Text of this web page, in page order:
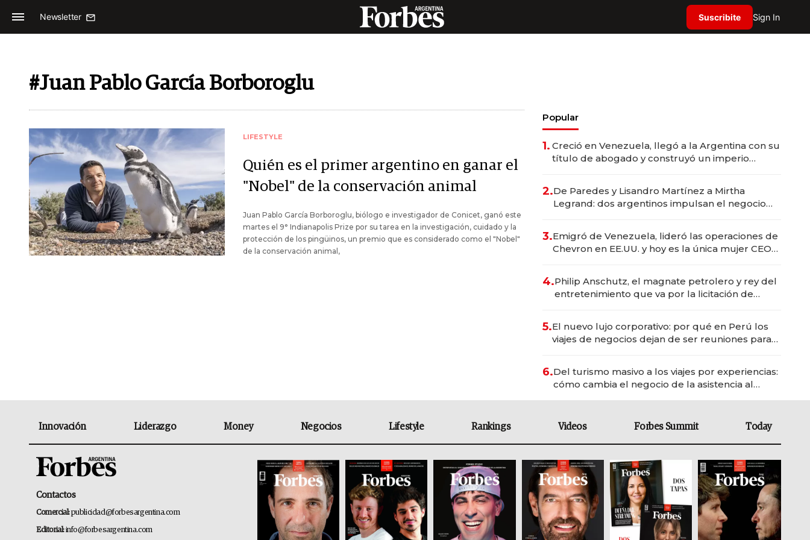
Newsletter Suscribite Sign In
#Juan Pablo García Borboroglu
LIFESTYLE
Quién es el primer argentino en ganar el
"Nobel" de la conservación animal
Juan Pablo García Borboroglu, biólogo e investigador de Conicet, ganó este
martes el 9° Indianapolis Prize por su tarea en la investigación, cuidado y la
protección de los pingüinos, un premio que es considerado como el "Nobel"
de la conservación animal,
Popular
1. Creció en Venezuela, llegó a la Argentina con su
título de abogado y construyó un imperio
2.De Paredes y Lisandro Martínez a Mirtha
Legrand: dos argentinos impulsan el negocio
3.Emigró de Venezuela, lideró las operaciones de
Chevron en EE.UU. y hoy es la única mujer CEO
4.Philip Anschutz, el magnate petrolero y rey del
entretenimiento que va por la licitación de
5.El nuevo lujo corporativo: por qué en Perú los
viajes de negocios dejan de ser reuniones para
6.Del turismo masivo a los viajes por experiencias:
cómo cambia el negocio de la asistencia al
Innovación Liderazgo Money Negocios Lifestyle Rankings Videos Forbes Summit Today
Contactos
Comercial:publicidad@forbesargentina.com
Editorial:info@forbesargentina.com